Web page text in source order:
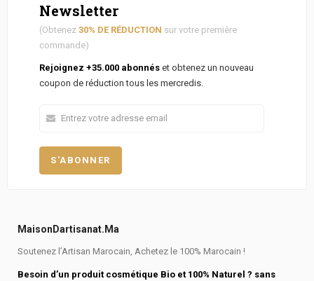
Newsletter
(Obtenez 30% DE RÉDUCTION sur votre première
commande)
Rejoignez +35.000 abonnés et obtenez un nouveau
coupon de réduction tous les mercredis.
MaisonDartisanat.ma
Soutenez l’Artisan Marocain, Achetez le 100% Marocain !
Besoin d’un produit cosmétique Bio et 100% Naturel ? sans